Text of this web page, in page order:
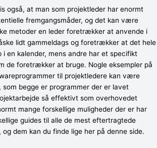
også, at man som projektleder har enormt
fremgangsmåder, og det kan være
metoder en leder foretrækker at anvende i
lidt gammeldags og foretrækker at det hele
i en kalender, mens andre har et specifikt
de foretrækker at bruge. Nogle eksempler på
til projektledere kan være
, som begge er programmer der er lavet
så effektivt som overhovedet
mange forskellige muligheder der er har
guides til alle de mest eftertragtede
dem kan du finde lige her på denne side.